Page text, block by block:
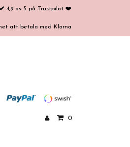
4,9 av 5 på Trustpilot ❤️
att betala med Klarna
0